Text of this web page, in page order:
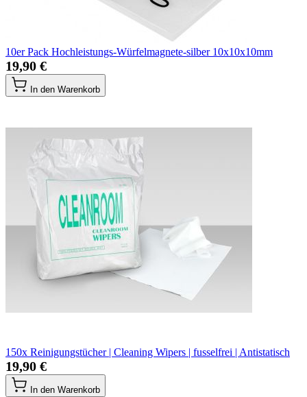
10er Pack Hochleistungs-Würfelmagnete-silber 10x10x10mm
19,90 €
In den Warenkorb
150x Reinigungstücher | Cleaning Wipers | fusselfrei | Antistatisch
19,90 €
In den Warenkorb